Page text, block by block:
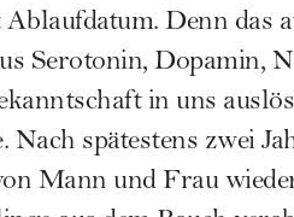
Denn das
Serotonin, Dopamin,
in uns
spätestens zwei
Mann und Frau